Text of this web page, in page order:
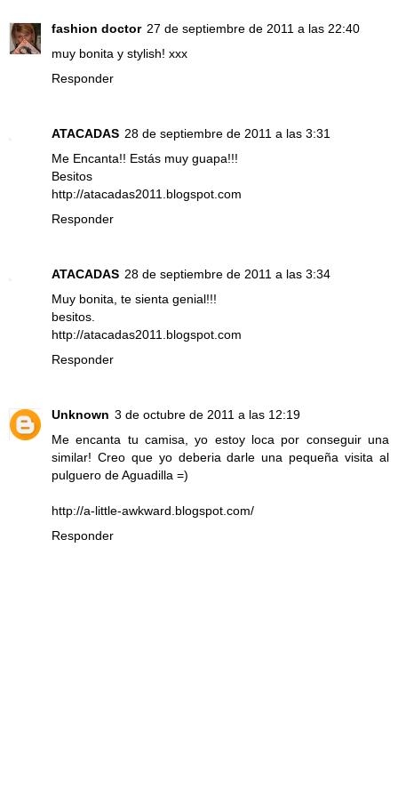
fashion doctor 27 de septiembre de 2011 a las 22:40
muy bonita y stylish! xxx
Responder
ATACADAS 28 de septiembre de 2011 a las 3:31
Me Encanta!! Estás muy guapa!!!
Besitos
http://atacadas2011.blogspot.com
Responder
ATACADAS 28 de septiembre de 2011 a las 3:34
Muy bonita, te sienta genial!!!
besitos.
http://atacadas2011.blogspot.com
Responder
Unknown 3 de octubre de 2011 a las 12:19
Me encanta tu camisa, yo estoy loca por conseguir una
similar! Creo que yo deberia darle una pequeña visita al
pulguero de Aguadilla =)
http://a-little-awkward.blogspot.com/
Responder